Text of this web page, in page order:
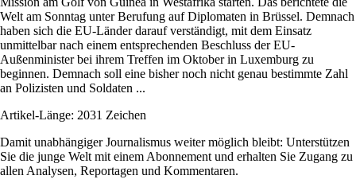
Welt am Sonntag unter Berufung auf Diplomaten in Brüssel. Demnach
haben sich die EU-Länder darauf verständigt, mit dem Einsatz
unmittelbar nach einem entsprechenden Beschluss der EU-
Außenminister bei ihrem Treffen im Oktober in Luxemburg zu
beginnen. Demnach soll eine bisher noch nicht genau bestimmte Zahl
an Polizisten und Soldaten ...
Artikel-Länge: 2031 Zeichen
Damit unabhängiger Journalismus weiter möglich bleibt: Unterstützen
Sie die junge Welt mit einem Abonnement und erhalten Sie Zugang zu
allen Analysen, Reportagen und Kommentaren.